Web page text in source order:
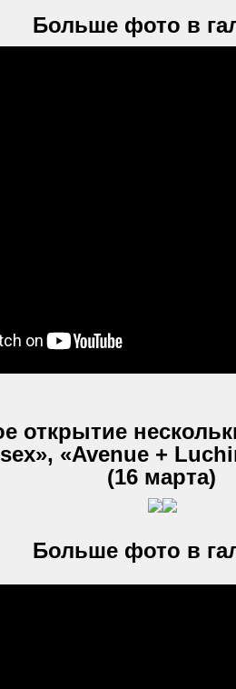
Больше фото в
открытие
«Avenue +
(16 марта)
Больше фото в